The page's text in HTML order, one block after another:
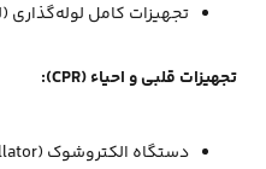
تجهیزات کامل لوله‌گذاری
تجهیزات قلبی و احیاء (CPR):
دستگاه الکتروشوک (Defibrillator)